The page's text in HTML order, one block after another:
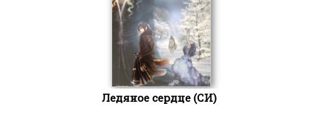
Ледяное сердце (СИ)